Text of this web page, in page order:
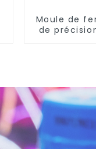
Moule de
de